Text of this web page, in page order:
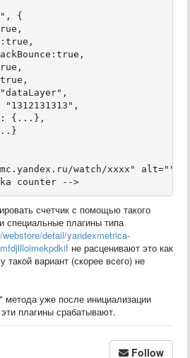
{
"1312131313",
{...},
watch/xxxx" alt="">
counter -->
счетчик с помощью такого
специальные плагины типа
detail/yandexmetrica-
не расценивают это как
такой вариант (скорее всего) не
метода уже после инициализации
плагины срабатывают.
Follow